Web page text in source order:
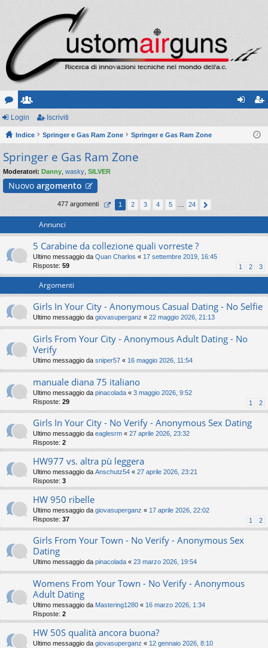
or
u
m
sc
ritt
i
riv
Login Iscriviti
Indice Springer e Gas Ram Zone Springer e Gas Ram Zone
Springer e Gas Ram Zone
Moderatori: Danny wasky SILVER
Nuovo argomento
477 argomenti 1 2 3 4 5 24
Annunci
5 Carabine da collezione quali vorreste ?
Ultimo messaggio da Quan Charlos « 17 settembre 2019, 16:45
Risposte: 59 1 2 3
Argomenti
Girls In Your City - Anonymous Casual Dating - No Selfie
Ultimo messaggio da giovasuperganz « 22 maggio 2026, 21:13
Girls From Your City - Anonymous Adult Dating - No
Verify
Ultimo messaggio da sniper57 « 16 maggio 2026, 11:54
manuale diana 75 italiano
Ultimo messaggio da pinacolada « 3 maggio 2026, 9:52
Risposte: 29 1 2
Girls In Your City - No Verify - Anonymous Sex Dating
Ultimo messaggio da eaglesrm « 27 aprile 2026, 23:32
Risposte: 2
HW977 vs. altra pù leggera
Ultimo messaggio da Anschutz54 « 27 aprile 2026, 23:21
Risposte: 3
HW 950 ribelle
Ultimo messaggio da giovasuperganz « 17 aprile 2026, 22:02
Risposte: 37 1 2
Girls From Your Town - No Verify - Anonymous Sex
Dating
Ultimo messaggio da pinacolada « 23 marzo 2026, 19:54
Womens From Your Town - No Verify - Anonymous
Adult Dating
Ultimo messaggio da Mastering1280 « 16 marzo 2026, 1:34
Risposte: 2
HW 50S qualità ancora buona?
Ultimo messaggio da giovasuperganz « 12 gennaio 2026, 8:10